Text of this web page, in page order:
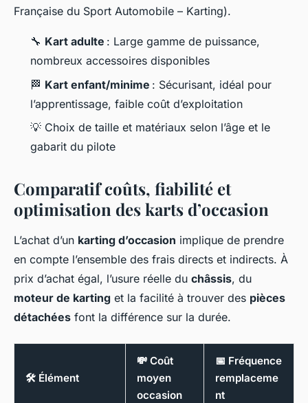
Française du Sport Automobile – Karting).
🔧 Kart adulte : Large gamme de puissance,
nombreux accessoires disponibles
🏁 Kart enfant/minime : Sécurisant, idéal pour
l’apprentissage, faible coût d’exploitation
💡 Choix de taille et matériaux selon l’âge et le
gabarit du pilote
Comparatif coûts, fiabilité et
optimisation des karts d’occasion
L’achat d’un karting d’occasion implique de prendre
en compte l’ensemble des frais directs et indirects. À
prix d’achat égal, l’usure réelle du châssis, du
moteur de karting et la facilité à trouver des pièces
détachées font la différence sur la durée.
🛠️ Élément
💸 Coût
moyen
occasion
📅 Fréquence
remplaceme
nt